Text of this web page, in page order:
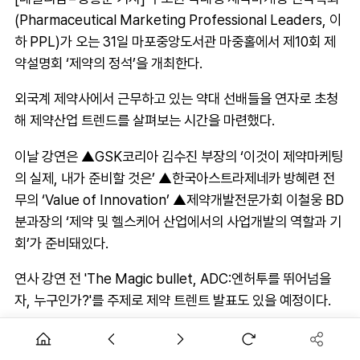
(Pharmaceutical Marketing Professional Leaders, 이
하 PPL)가 오는 31일 마포중앙도서관 마중홀에서 제10회 제
약설명회 ‘제약의 정석’을 개최한다.
외국계 제약사에서 근무하고 있는 약대 선배들을 연자로 초청
해 제약산업 트렌드를 살펴보는 시간을 마련했다.
이날 강연은 ▲GSK코리아 김수진 부장의 ‘이것이 제약마케팅
의 실제, 내가 준비할 것은’ ▲한국아스트라제네카 방혜련 전
무의 ‘Value of Innovation’ ▲제약개발전문가회 이철웅 BD
분과장의 ‘제약 및 헬스케어 산업에서의 사업개발의 역할과 기
회’가 준비돼있다.
연사 강연 전 'The Magic bullet, ADC:엔허투를 뛰어넘을
자, 누구인가?'를 주제로 제약 트렌트 발표도 있을 예정이다.